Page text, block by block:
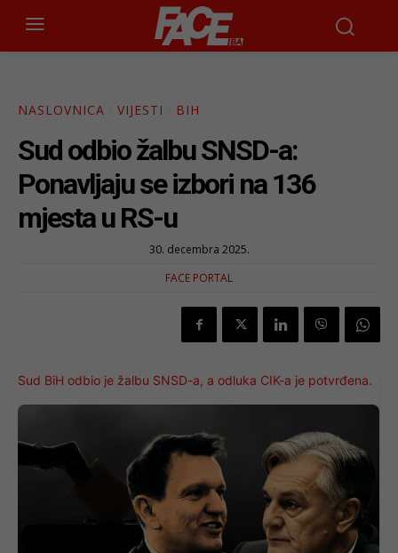
NASLOVNICA VIJESTI BIH
Sud odbio žalbu SNSD-a:
Ponavljaju se izbori na 136
mjesta u RS-u
30. decembra 2025.
FACE PORTAL
Sud BiH odbio je žalbu SNSD-a, a odluka CIK-a je potvrđena.